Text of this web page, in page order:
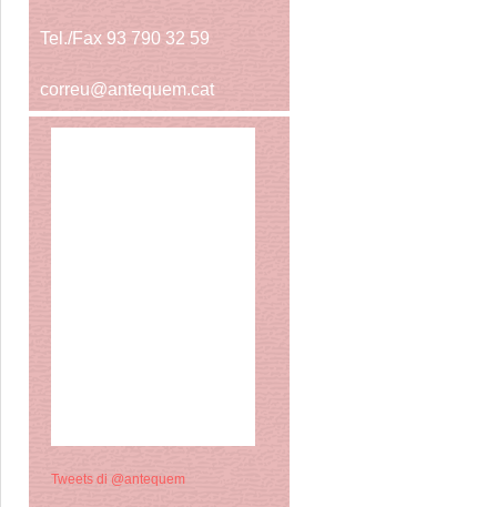
Tel./Fax 93 790 32 59
correu@antequem.cat
Tweets di @antequem